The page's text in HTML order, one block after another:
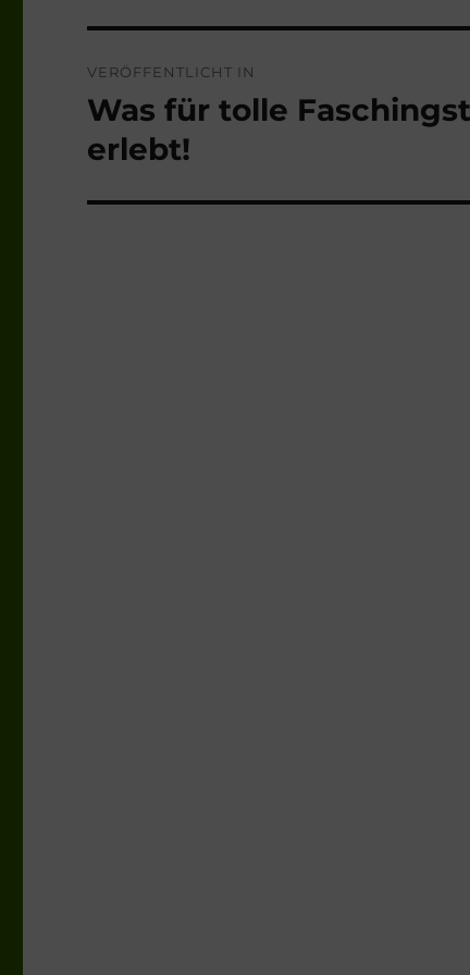
VERÖFFENTLICHT IN
Was für tolle
erlebt!